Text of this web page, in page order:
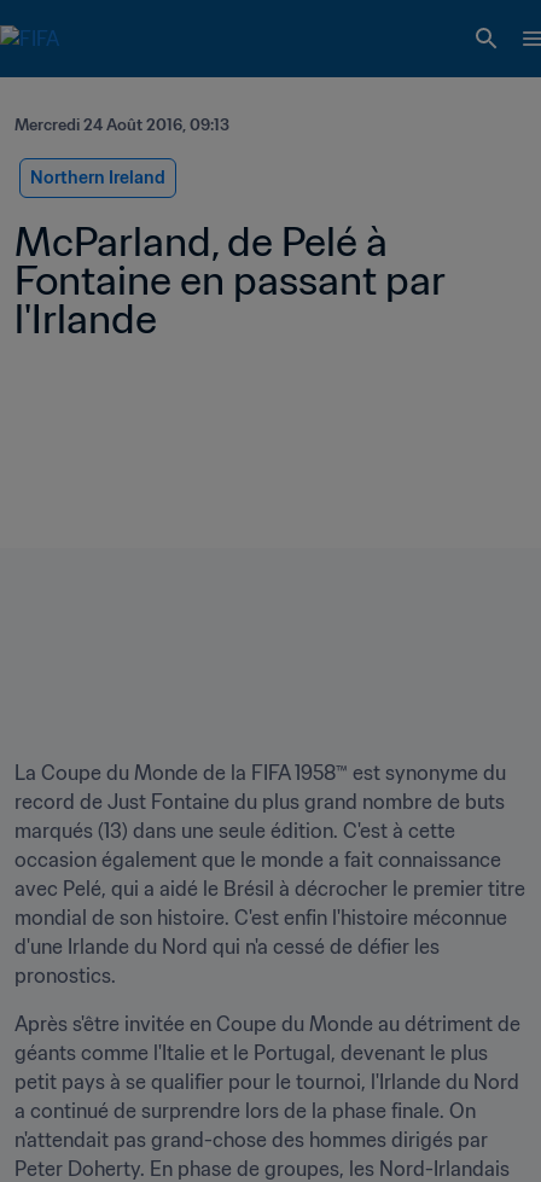
Mercredi 24 Août 2016, 09:13
Northern Ireland
McParland, de Pelé à
Fontaine en passant par
l'Irlande
La Coupe du Monde de la FIFA 1958™ est synonyme du
record de Just Fontaine du plus grand nombre de buts
marqués (13) dans une seule édition. C'est à cette
occasion également que le monde a fait connaissance
avec Pelé, qui a aidé le Brésil à décrocher le premier titre
mondial de son histoire. C'est enfin l'histoire méconnue
d'une Irlande du Nord qui n'a cessé de défier les
pronostics.
Après s'être invitée en Coupe du Monde au détriment de
géants comme l'Italie et le Portugal, devenant le plus
petit pays à se qualifier pour le tournoi, l'Irlande du Nord
a continué de surprendre lors de la phase finale. On
n'attendait pas grand-chose des hommes dirigés par
Peter Doherty. En phase de groupes, les Nord-Irlandais